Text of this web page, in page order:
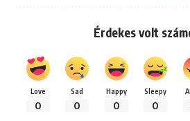
Érdekes volt
Love
0
Sad
0
Happy
0
Sleepy
0